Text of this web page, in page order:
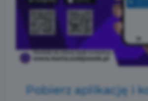
Pobierz aplikację i